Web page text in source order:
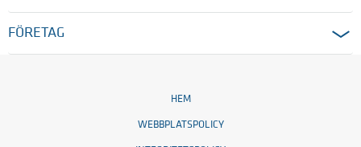
FÖRETAG
HEM
WEBBPLATSPOLICY